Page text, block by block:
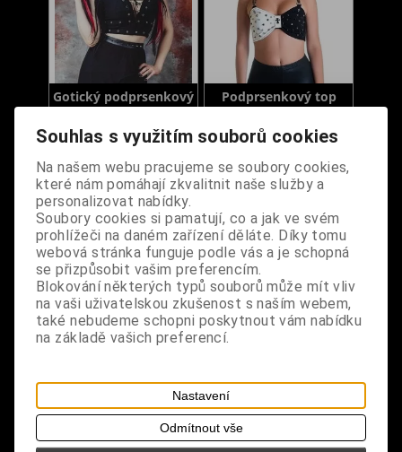
Gotický podprsenkový
Dodání dny: skladem
Velikost:
L XL
Cena:1 090 Kč
Koupit
Podprsenkový top
Dodání dny:skladem
Velikost:
S
M
L
Koupit
Podprsenka s hroty a
Podprsenka s
Souhlas s využitím souborů cookies
Na našem webu pracujeme se soubory cookies,
které nám pomáhají zkvalitnit naše služby a
personalizovat nabídky.
Soubory cookies si pamatují, co a jak ve svém
prohlížeči na daném zařízení děláte. Díky tomu
webová stránka funguje podle vás a je schopná
se přizpůsobit vašim preferencím.
Blokování některých typů souborů může mít vliv
na vaši uživatelskou zkušenost s naším webem,
také nebudeme schopni poskytnout vám nabídku
na základě vašich preferencí.
Nastavení
Odmítnout vše